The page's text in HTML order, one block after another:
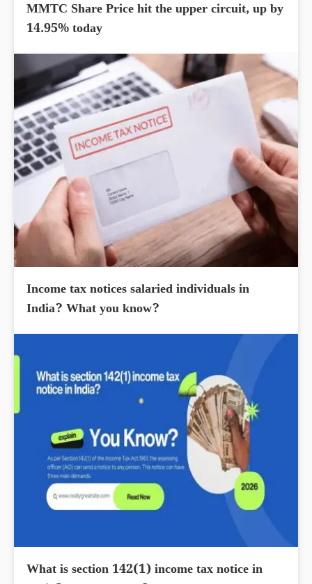
MMTC Share Price hit the upper circuit, up by
14.95% today
Income tax notices salaried individuals in
India? What you know?
What is section 142(1) income tax notice in